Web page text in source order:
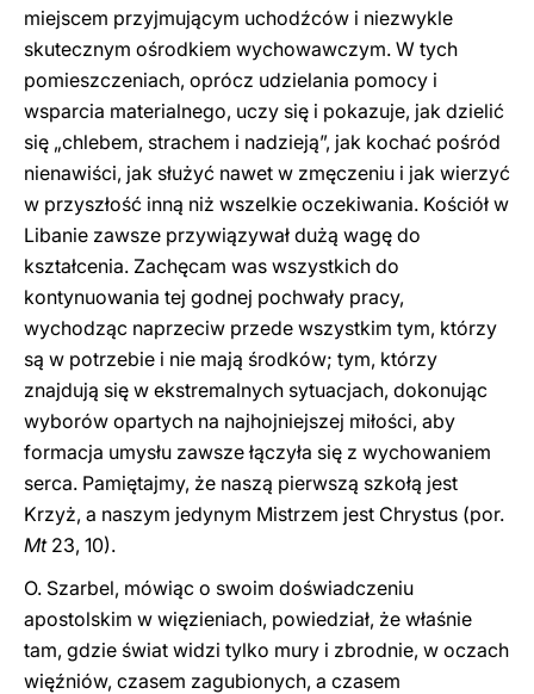
miejscem przyjmującym uchodźców i niezwykle
skutecznym ośrodkiem wychowawczym. W tych
pomieszczeniach, oprócz udzielania pomocy i
wsparcia materialnego, uczy się i pokazuje, jak dzielić
się „chlebem, strachem i nadzieją”, jak kochać pośród
nienawiści, jak służyć nawet w zmęczeniu i jak wierzyć
w przyszłość inną niż wszelkie oczekiwania. Kościół w
Libanie zawsze przywiązywał dużą wagę do
kształcenia. Zachęcam was wszystkich do
kontynuowania tej godnej pochwały pracy,
wychodząc naprzeciw przede wszystkim tym, którzy
są w potrzebie i nie mają środków; tym, którzy
znajdują się w ekstremalnych sytuacjach, dokonując
wyborów opartych na najhojniejszej miłości, aby
formacja umysłu zawsze łączyła się z wychowaniem
serca. Pamiętajmy, że naszą pierwszą szkołą jest
Krzyż, a naszym jedynym Mistrzem jest Chrystus (por.
Mt23, 10).
O. Szarbel, mówiąc o swoim doświadczeniu
apostolskim w więzieniach, powiedział, że właśnie
tam, gdzie świat widzi tylko mury i zbrodnie, w oczach
więźniów, czasem zagubionych, a czasem